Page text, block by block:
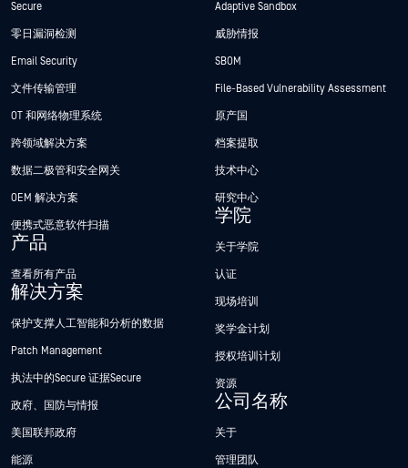
Secure
零日漏洞检测
Email Security
文件传输管理
OT 和网络物理系统
跨领域解决方案
数据二极管和安全网关
OEM 解决方案
便携式恶意软件扫描
产品
查看所有产品
解决方案
保护支撑人工智能和分析的数据
Patch Management
执法中的Secure 证据Secure
政府、国防与情报
美国联邦政府
能源
Adaptive Sandbox
威胁情报
SBOM
File-Based Vulnerability Assessment
原产国
档案提取
技术中心
研究中心
学院
关于学院
认证
现场培训
奖学金计划
授权培训计划
资源
公司名称
关于
管理团队